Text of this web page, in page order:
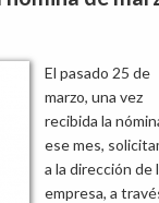
El pasado 25 de
marzo, una vez
recibida la
ese mes,
a la dirección de
empresa, a